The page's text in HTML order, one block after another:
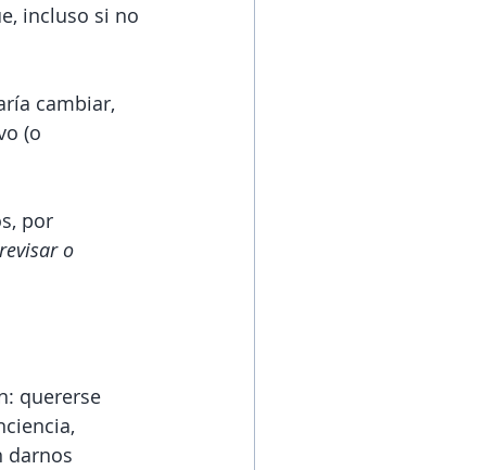
incluso si no
cambiar,
(o
por
o
quererse
darnos